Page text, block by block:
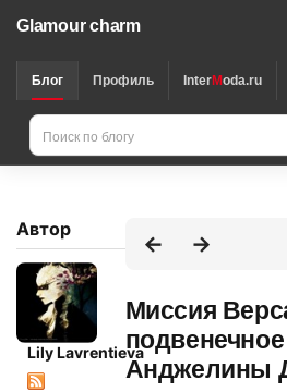
Glamour charm
Блог Профиль InterModa.ru
Автор
Lily Lavrentieva
Миссия
Анджелины